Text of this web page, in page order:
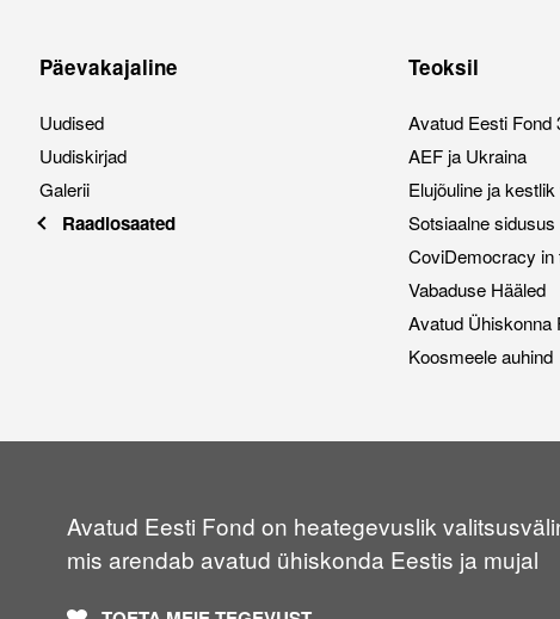
Päevakajaline
Uudised
Uudiskirjad
Galerii
Raadiosaated
Teoksil
Avatud Eesti Fond
AEF ja Ukraina
Elujõuline ja
Sotsiaalne sidusus
CoviDemocracy in
Vabaduse Hääled
Avatud Ühiskonna
Koosmeele auhind
Avatud Eesti Fond on heategevuslik
mis arendab avatud ühiskonda Eestis ja mujal